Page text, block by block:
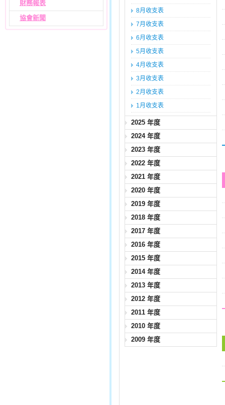
財務報表
協會新聞
8月收支表
7月收支表
6月收支表
5月收支表
4月收支表
3月收支表
2月收支表
1月收支表
2025 年度
2024 年度
2023 年度
2022 年度
2021 年度
2020 年度
2019 年度
2018 年度
2017 年度
2016 年度
2015 年度
2014 年度
2013 年度
2012 年度
2011 年度
2010 年度
2009 年度